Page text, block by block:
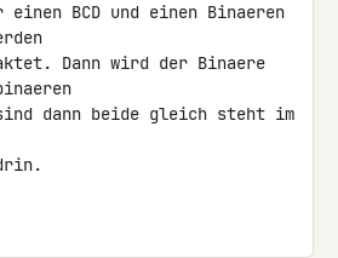
BCD und einen Binaeren
Dann wird der Binaere
dann beide gleich steht im